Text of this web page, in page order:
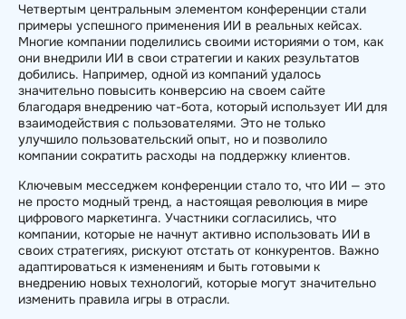
Четвертым центральным элементом конференции стали
примеры успешного применения ИИ в реальных кейсах.
Многие компании поделились своими историями о том, как
они внедрили ИИ в свои стратегии и каких результатов
добились. Например, одной из компаний удалось
значительно повысить конверсию на своем сайте
благодаря внедрению чат-бота, который использует ИИ для
взаимодействия с пользователями. Это не только
улучшило пользовательский опыт, но и позволило
компании сократить расходы на поддержку клиентов.
Ключевым месседжем конференции стало то, что ИИ — это
не просто модный тренд, а настоящая революция в мире
цифрового маркетинга. Участники согласились, что
компании, которые не начнут активно использовать ИИ в
своих стратегиях, рискуют отстать от конкурентов. Важно
адаптироваться к изменениям и быть готовыми к
внедрению новых технологий, которые могут значительно
изменить правила игры в отрасли.